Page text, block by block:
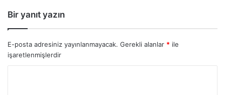
Bir yanıt yazın
E-posta adresiniz yayınlanmayacak. Gerekli alanlar * ile
işaretlenmişlerdir